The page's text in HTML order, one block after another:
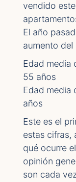
vendido
El año
aumento del
Edad media
55 años
Edad media
años
Este es el
estas cifras,
qué ocurre
opinión
son cada